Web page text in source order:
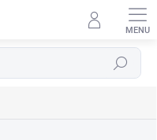
Hledat